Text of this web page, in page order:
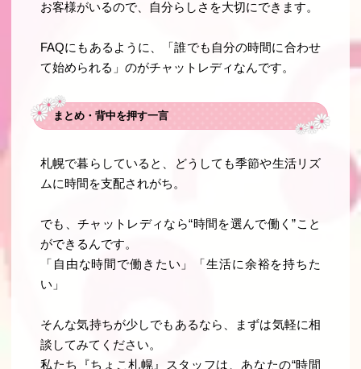
お客様がいるので、自分らしさを大切にできます。
FAQにもあるように、「誰でも自分の時間に合わせ
て始められる」のがチャットレディなんです。
まとめ・背中を押す一言
札幌で暮らしていると、どうしても季節や生活リズ
ムに時間を支配されがち。
でも、チャットレディなら“時間を選んで働く”こと
ができる んです。
「自由な時間で働きたい」「生活に余裕を持ちた
い」
そんな気持ちが少しでもあるなら、まずは気軽に相
談してみてください。
私たち『ちょこ札幌』スタッフは、あなたの“時間